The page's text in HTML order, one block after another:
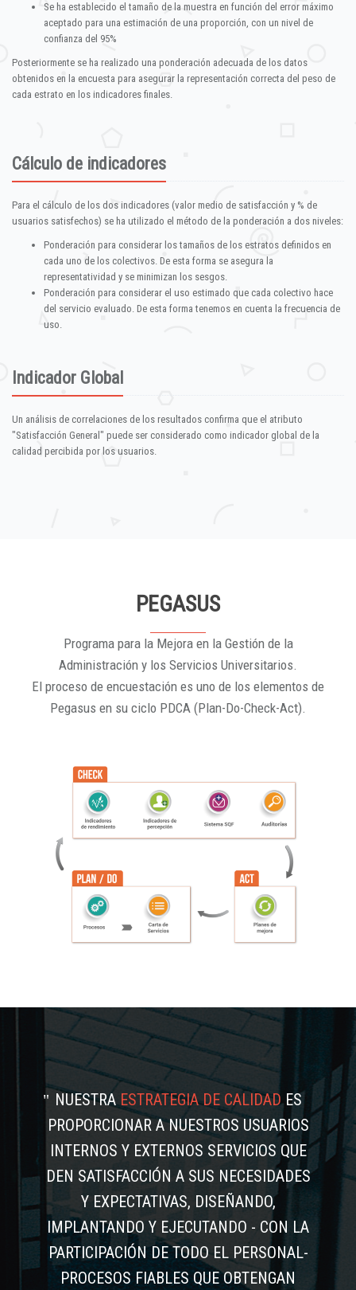
Se ha establecido el tamaño de la muestra en función del error máximo
aceptado para una estimación de una proporción, con un nivel de
confianza del 95%
Posteriormente se ha realizado una ponderación adecuada de los datos
obtenidos en la encuesta para asegurar la representación correcta del peso de
cada estrato en los indicadores finales.
Cálculo de indicadores
Para el cálculo de los dos indicadores (valor medio de satisfacción y % de
usuarios satisfechos) se ha utilizado el método de la ponderación a dos niveles:
Ponderación para considerar los tamaños de los estratos definidos en
cada uno de los colectivos. De esta forma se asegura la
representatividad y se minimizan los sesgos.
Ponderación para considerar el uso estimado que cada colectivo hace
del servicio evaluado. De esta forma tenemos en cuenta la frecuencia de
uso.
Indicador Global
Un análisis de correlaciones de los resultados confirma que el atributo
"Satisfacción General" puede ser considerado como indicador global de la
calidad percibida por los usuarios.
PEGASUS
Programa para la Mejora en la Gestión de la
Administración y los Servicios Universitarios.
El proceso de encuestación es uno de los elementos de
Pegasus en su ciclo PDCA (Plan-Do-Check-Act).
NUESTRAESTRATEGIA DE CALIDADES
PROPORCIONAR A NUESTROS USUARIOS
INTERNOS Y EXTERNOS SERVICIOS QUE
DEN SATISFACCIÓN A SUS NECESIDADES
Y EXPECTATIVAS, DISEÑANDO,
IMPLANTANDO Y EJECUTANDO - CON LA
PARTICIPACIÓN DE TODO EL PERSONAL-
PROCESOS FIABLES QUE OBTENGAN